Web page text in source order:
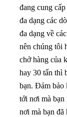
đang cung
đa dạng các
đa dạng về
nên chúng tôi
chở hàng của
hay 30 tấn thì
bạn. Đảm bảo
tới nơi mà bạn
nơi mà bạn đã